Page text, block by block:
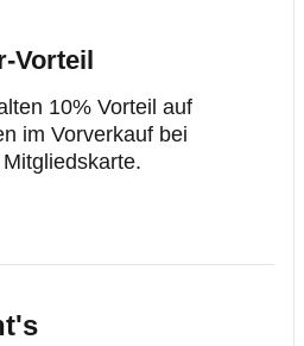
Vorteil
10% Vorteil auf
im Vorverkauf bei